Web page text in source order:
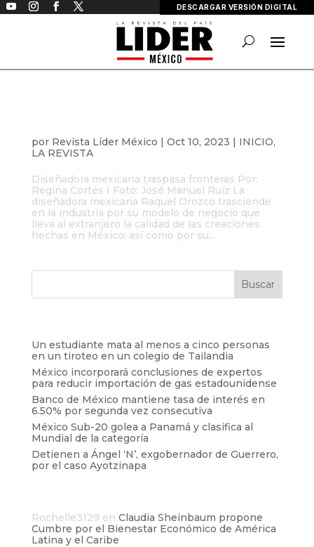
DESCARGAR VERSIÓN DIGITAL
por Revista Líder México | Oct 10, 2023 | INICIO,
LA REVISTA
Diseñadora mexicana traspasa fronteras Por:
Regina Cortés I Foto: José Manuel Ruíz La
diseñadora mexicana Raquel Orozco trasciende
en la industria por su modelo de negocio que
lleva al extranjero la calidad de las creaciones
hechas en México; así como por su...
Un estudiante mata al menos a cinco personas
en un tiroteo en un colegio de Tailandia
México incorporará conclusiones de expertos
para reducir importación de gas estadounidense
Banco de México mantiene tasa de interés en
6.50% por segunda vez consecutiva
México Sub-20 golea a Panamá y clasifica al
Mundial de la categoría
Detienen a Ángel ‘N’, exgobernador de Guerrero,
por el caso Ayotzinapa
Rochelle3129 en Claudia Sheinbaum propone
Cumbre por el Bienestar Económico de América
Latina y el Caribe